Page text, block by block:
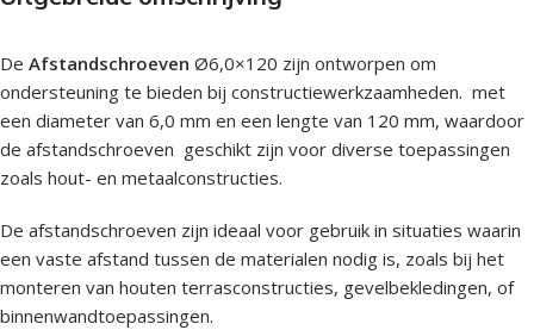
De Afstandschroeven Ø6,0×120 zijn ontworpen om
ondersteuning te bieden bij constructiewerkzaamheden. met
een diameter van 6,0 mm en een lengte van 120 mm, waardoor
de afstandschroeven geschikt zijn voor diverse toepassingen
zoals hout- en metaalconstructies.
De afstandschroeven zijn ideaal voor gebruik in situaties waarin
een vaste afstand tussen de materialen nodig is, zoals bij het
monteren van houten terrasconstructies, gevelbekledingen, of
binnenwandtoepassingen.